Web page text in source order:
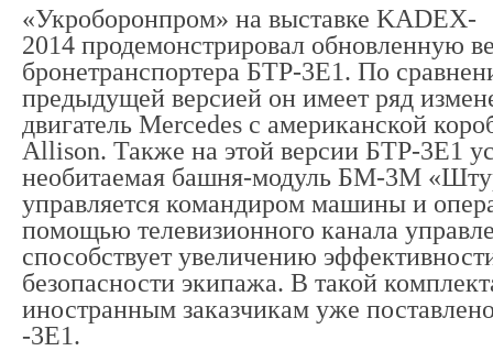
«Укроборонпром» на выставке KADEX-
2014 продемонстрировал обновленную
бронетранспортера БТР-3Е1. По
предыдущей версией он имеет ряд
двигатель Mercedes с американской
Allison. Также на этой версии БТР-3Е1
необитаемая башня-модуль БМ-3М
управляется командиром машины и
помощью телевизионного канала
способствует увеличению
безопасности экипажа. В такой
иностранным заказчикам уже
-3Е1.